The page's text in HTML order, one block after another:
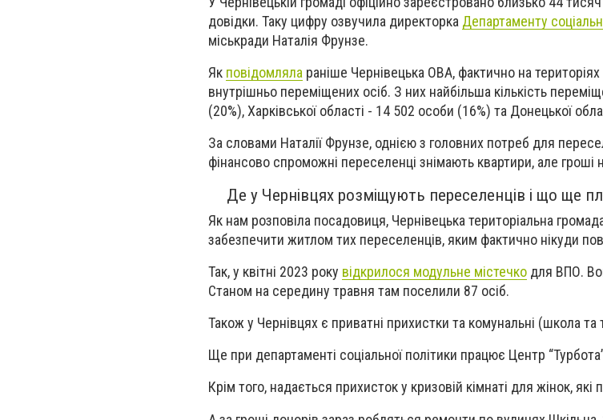
довідки. Таку цифру озвучила директорка Департаменту
міськради Наталія Фрунзе.
Як повідомляла раніше Чернівецька ОВА, фактично на
внутрішньо переміщених осіб. З них найбільша кількість
(20%), Харківської області - 14 502 особи (16%) та Донецької
За словами Наталії Фрунзе, однією з головних потреб для
фінансово спроможні переселенці знімають квартири, але гроші
Де у Чернівцях розміщують переселенців і що ще
Як нам розповіла посадовиця, Чернівецька територіальна
забезпечити житлом тих переселенців, яким фактично нікуди
Так, у квітні 2023 року відкрилося модульне містечко для ВПО.
Станом на середину травня там поселили 87 осіб.
Також у Чернівцях є приватні прихистки та комунальні (школа та
Ще при департаменті соціальної політики працює Центр
Крім того, надається прихисток у кризовій кімнаті для жінок,